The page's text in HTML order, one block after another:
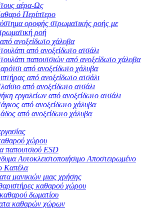
αέρα-Ως
Περίπτερο
οροφής στρωματικής ροής με
ροή
ανοξείδωτο χάλυβα
από ανοξείδωτο ατσάλι
παπουτσιών από ανοξείδωτο χάλυβα
από ανοξείδωτο χάλυβα
από ανοξείδωτο ατσάλι
από ανοξείδωτο ατσάλι
εργαλείων από ανοξείδωτο ατσάλι
από ανοξείδωτο χάλυβα
από ανοξείδωτο χάλυβα
χώρου
παπουτσιού ESD
Αυτοκλειστοποιήσιμο Αποστειρωμένο
Καπέλα
μανικιών μιας χρήσης
καθαρού χώρου
δωματίου
καθαρών χώρων